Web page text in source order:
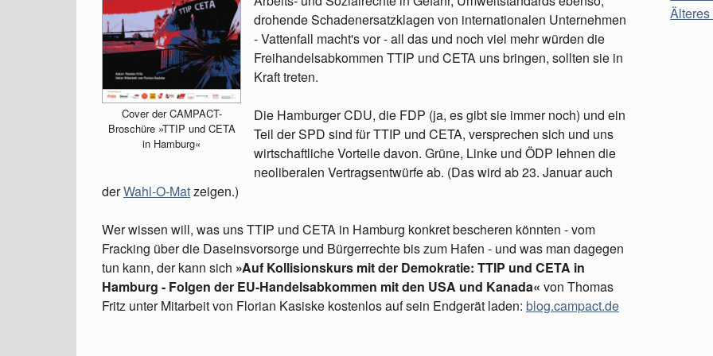
Cover der CAMPACT-
Broschüre »TTIP und CETA
in Hamburg«
drohende Schadenersatzklagen von internationalen Unternehmen
- Vattenfall macht's vor - all das und noch viel mehr würden die
Freihandelsabkommen TTIP und CETA uns bringen, sollten sie in
Kraft treten.
Die Hamburger CDU, die FDP (ja, es gibt sie immer noch) und ein
Teil der SPD sind für TTIP und CETA, versprechen sich und uns
wirtschaftliche Vorteile davon. Grüne, Linke und ÖDP lehnen die
neoliberalen Vertragsentwürfe ab. (Das wird ab 23. Januar auch
derWahl-O-Matzeigen.)
Wer wissen will, was uns TTIP und CETA in Hamburg konkret bescheren könnten - vom
Fracking über die Daseinsvorsorge und Bürgerrechte bis zum Hafen - und was man dagegen
tun kann, der kann sich »Auf Kollisionskurs mit der Demokratie: TTIP und CETA in
Hamburg - Folgen der EU-Handelsabkommen mit den USA und Kanada« von Thomas
Fritz unter Mitarbeit von Florian Kasiske kostenlos auf sein Endgerät laden: blog.campact.de
Älteres